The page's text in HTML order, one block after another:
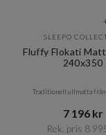
SLEEPO
Fluffy Flokati
240x350
Traditionell ullmatta från
7 196 kr​​
Rek. pris 8